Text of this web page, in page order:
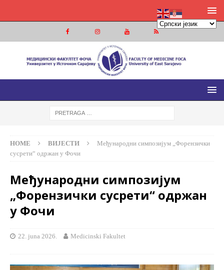
МЕДИЦИНСКИ ФАКУЛТЕТ ФОЧА
МЕДИЦИНСКИ ФАКУЛТЕТ УНИВЕРЗИТЕТА У ИСТОЧНОМ
HOME ВИЈЕСТИ
Међународни симпозијум „Форензички
сусрети“ одржан у Фочи
Међународни симпозијум
„Форензички сусрети“ одржан
у Фочи
22. juna 2026. Medicinski Fakultet